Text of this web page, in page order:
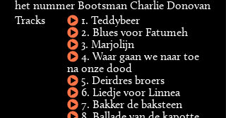
het nummer Bootsman Charlie Donovan
Tracks
1. Teddybeer
2. Blues voor Fatumeh
3. Marjolijn
4. Waar gaan we naar toe
na onze dood
5. Deirdres broers
6. Liedje voor Linnea
7. Bakker de baksteen